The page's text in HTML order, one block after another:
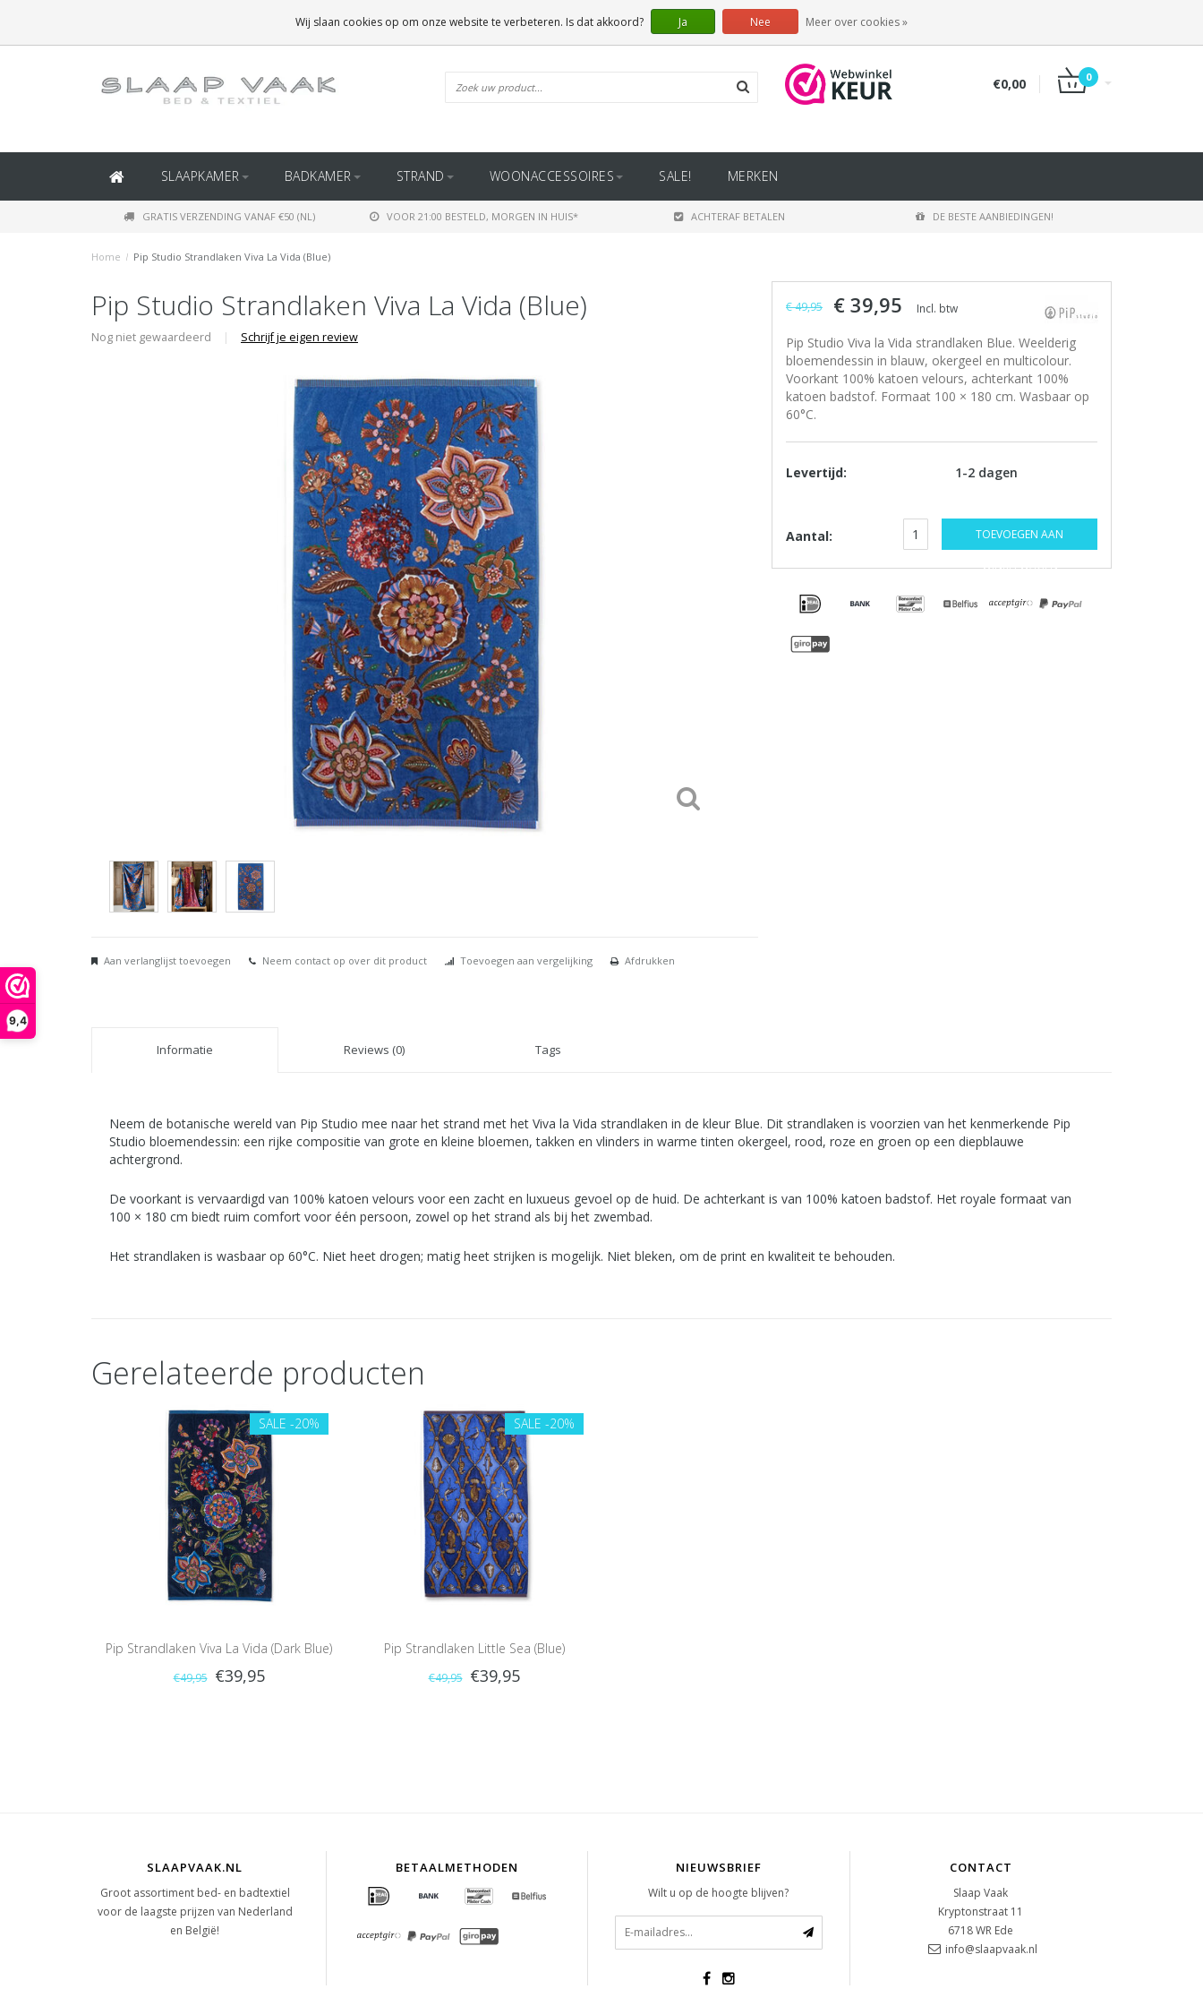
9,4
(BINNEN BELGIË)
€0,00 0
SLAAPKAMER BADKAMER STRAND WOONACCESSOIRES SALE! MERKEN
GRATIS VERZENDING VANAF €50 (NL) VOOR 21:00 BESTELD, MORGEN IN HUIS* ACHTERAF BETALEN DE BESTE AANBIEDINGEN!
Home / Pip Studio Strandlaken Viva La Vida (Blue)
Pip Studio Strandlaken Viva La Vida (Blue)
Nog niet gewaardeerd | Schrijf je eigen review
Aan verlanglijst toevoegen Neem contact op over dit product Toevoegen aan vergelijking Afdrukken
€ 49,95 € 39,95 Incl. btw
Pip Studio Viva la Vida strandlaken Blue. Weelderig
bloemendessin in blauw, okergeel en multicolour.
Voorkant 100% katoen velours, achterkant 100%
katoen badstof. Formaat 100 × 180 cm. Wasbaar op
60°C.
Levertijd: 1-2 dagen
Aantal: TOEVOEGEN AAN
WINKELWAGEN
Informatie Reviews (0) Tags
Neem de botanische wereld van Pip Studio mee naar het strand met het Viva la Vida strandlaken in de kleur Blue. Dit strandlaken is voorzien van het kenmerkende Pip
Studio bloemendessin: een rijke compositie van grote en kleine bloemen, takken en vlinders in warme tinten okergeel, rood, roze en groen op een diepblauwe
achtergrond.
De voorkant is vervaardigd van 100% katoen velours voor een zacht en luxueus gevoel op de huid. De achterkant is van 100% katoen badstof. Het royale formaat van
100 × 180 cm biedt ruim comfort voor één persoon, zowel op het strand als bij het zwembad.
Het strandlaken is wasbaar op 60°C. Niet heet drogen; matig heet strijken is mogelijk. Niet bleken, om de print en kwaliteit te behouden.
Gerelateerde producten
SALE -20%
Pip Strandlaken Viva La Vida (Dark Blue)
€49,95 €39,95
SALE -20%
Pip Strandlaken Little Sea (Blue)
€49,95 €39,95
SLAAPVAAK.NL
Groot assortiment bed- en badtextiel
voor de laagste prijzen van Nederland
en België!
BETAALMETHODEN NIEUWSBRIEF
Wilt u op de hoogte blijven?
CONTACT
Slaap Vaak
Kryptonstraat 11
6718 WR Ede
info@slaapvaak.nl
Wij slaan cookies op om onze website te verbeteren. Is dat akkoord? Ja Nee Meer over cookies »